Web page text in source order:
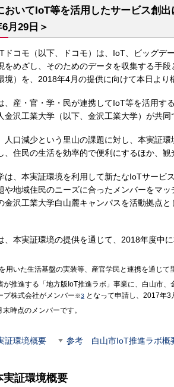
おいてIoT等を活用したサービス創
6月29日＞
ドコモ（以下、ドコモ）は、IoT、ビッグデ
をめざし、そのためのデータを収集する手
境）を、2018年4月の提供に向けて本日より
、産・官・学・民が連携してIoT等を活用す
金沢工業大学（以下、金沢工業大学）が共同
人口減少という里山の課題に対し、本実証
、住民の生活を効率的で便利にするほか、
は、本実証環境を利用して新たなIoTサービ
や地域住民のニーズに合ったメンバーをマ
金沢工業大学白山麓キャンパスを活動拠点
、本実証環境の提供を通じて、2018年度中
用いた生活基盤の実装等、産官学民と連携を通じ
が推進する「地方版IoT推進ラボ」事業に、白山市
プ株式会社がメンバー※3 となって申請し、2017年3
時点のメンバーです。
環境概要 参考 白山市IoT推進ラボ概
証環境概要